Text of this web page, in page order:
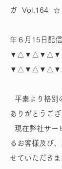
ガ Vol.164 ☆
年６月15日配信
平素より格別
ありがとうござ
現在弊社サー
るお客様及び
せていただき